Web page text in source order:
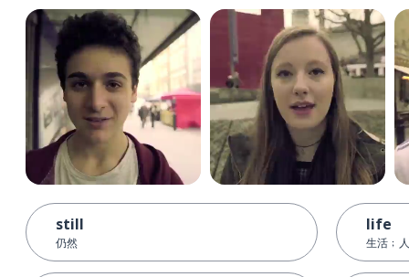
still
仍然
life
生活﹔